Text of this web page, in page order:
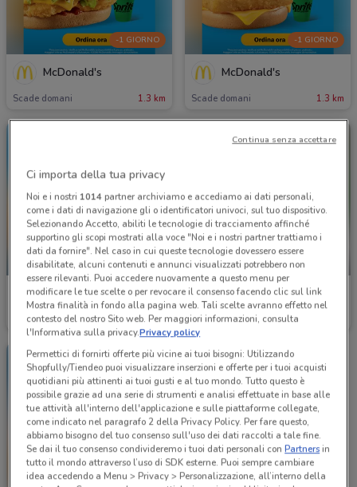
-1 GIORNO
McDonald's
Scade domani 1.3 km
-1 GIORNO
McDonald's
Scade domani 1.3 km
-1 GIORNO
McDonald's
Scade domani 1.3 km
-5 GIORNI
Foxy
Scade giovedì
Ci importa della tua privacy
Noi e i nostri 1014partner archiviamo e accediamo ai dati personali,
come i dati di navigazione gli o identificatori univoci, sul tuo dispositivo.
Selezionando Accetto, abiliti le tecnologie di tracciamento affinché
supportino gli scopi mostrati alla voce "Noi e i nostri partner trattiamo i
dati da fornire". Nel caso in cui queste tecnologie dovessero essere
disabilitate, alcuni contenuti e annunci visualizzati potrebbero non
essere rilevanti. Puoi accedere nuovamente a questo menu per
modificare le tue scelte o per revocare il consenso facendo clic sul link
Mostra finalità in fondo alla pagina web. Tali scelte avranno effetto nel
contesto del nostro Sito web. Per maggiori informazioni, consulta
l'Informativa sulla privacy.Privacy policy
Permettici di fornirti offerte più vicine ai tuoi bisogni: Utilizzando
Shopfully/Tiendeo puoi visualizzare inserzioni e offerte per i tuoi acquisti
quotidiani più attinenti ai tuoi gusti e al tuo mondo. Tutto questo è
possibile grazie ad una serie di strumenti e analisi effettuate in base alle
tue attività all'interno dell'applicazione e sulle piattaforme collegate,
come indicato nel paragrafo 2 della Privacy Policy. Per fare questo,
abbiamo bisogno del tuo consenso sull'uso dei dati raccolti a tale fine.
Se dai il tuo consenso condivideremo i tuoi dati personali conPartnersin
tutto il mondo attraverso l’uso di SDK esterne. Puoi sempre cambiare
idea accedendo a Menu > Privacy > Personalizzazione, all’interno della
Continua senza accettare